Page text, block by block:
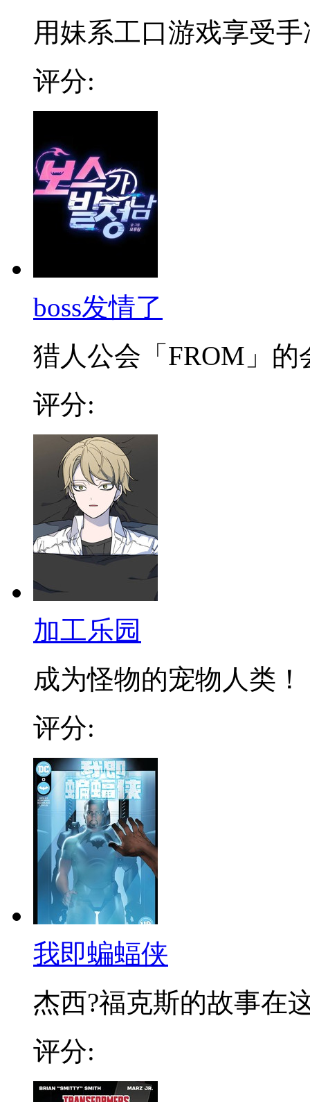
用妹系工口游戏享受手
评分:
boss发情了
猎人公会「FROM」的
评分:
加工乐园
成为怪物的宠物人类！
评分:
我即蝙蝠侠
杰西?福克斯的故事在
评分: